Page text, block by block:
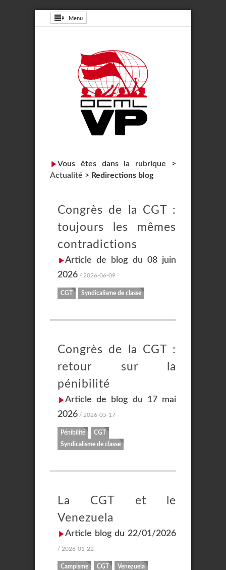
Menu
Vous êtes dans la rubrique >
Actualité > Redirections blog
Congrès de la CGT :
toujours les mêmes
contradictions
Article de blog du 08 juin
2026 / 2026-06-09
CGT Syndicalisme de classe
Congrès de la CGT :
retour sur la
pénibilité
Article de blog du 17 mai
2026 / 2026-05-17
Pénibilité
CGT
Syndicalisme de classe
La CGT et le
Venezuela
Article blog du 22/01/2026
/ 2026-01-22
Campisme CGT Venezuela